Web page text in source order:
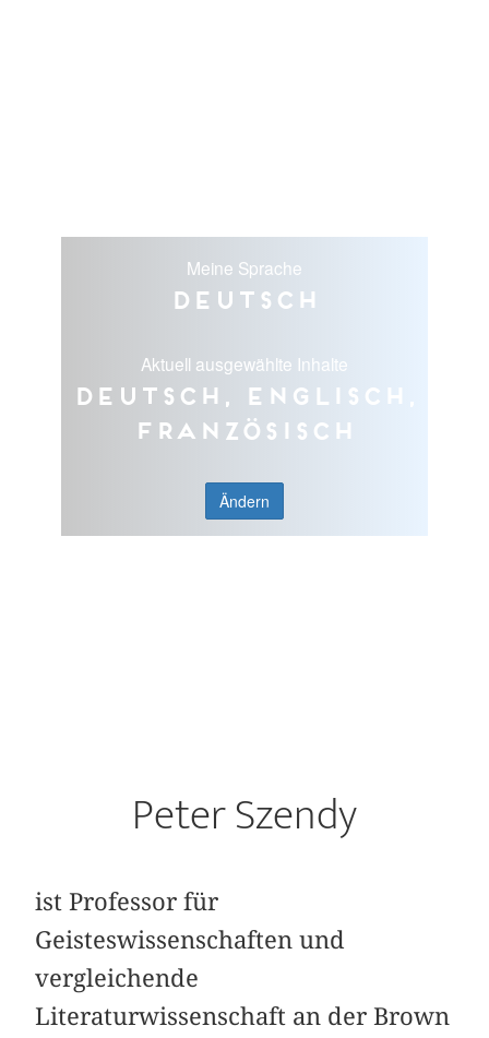
Meine Sprache
Deutsch
Aktuell ausgewählte Inhalte
Deutsch, Englisch,
Französisch
Ändern
Peter Szendy
ist Professor für
Geisteswissenschaften und
vergleichende
Literaturwissenschaft an der Brown